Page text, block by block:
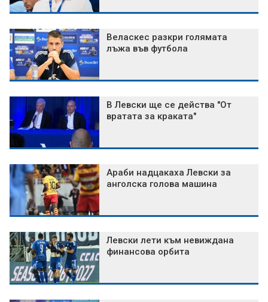
Веласкес разкри голямата
лъжа във футбола
В Левски ще се действа "От
вратата за краката"
Араби надцакаха Левски за
анголска голова машина
Левски лети към невиждана
финансова орбита